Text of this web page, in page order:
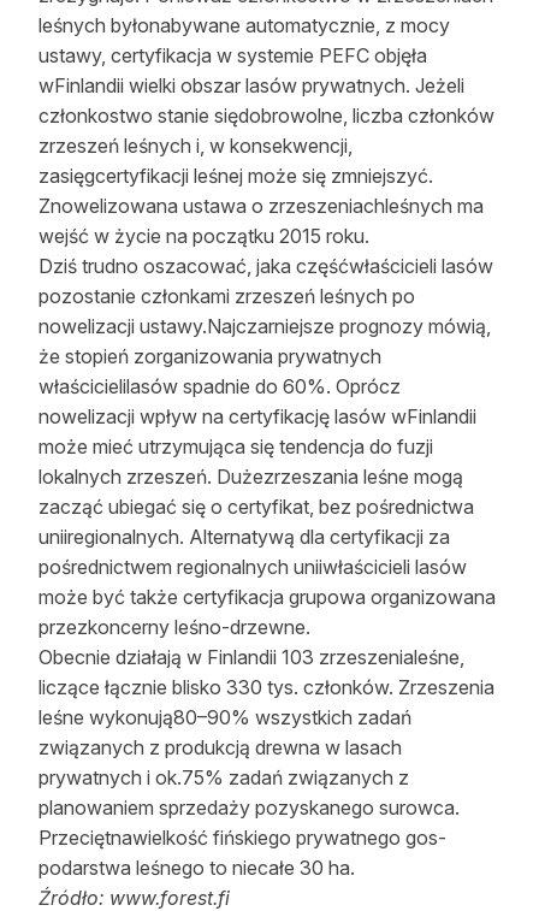
leśnych byłonabywane automatycznie, z mocy
ustawy, certyfikacja w systemie PEFC objęła
wFinlandii wielki obszar lasów prywatnych. Jeżeli
członkostwo stanie siędobrowolne, liczba członków
zrzeszeń leśnych i, w konsekwencji,
zasięgcertyfikacji leśnej może się zmniejszyć.
Znowelizowana ustawa o zrzeszeniachleśnych ma
wejść w życie na początku 2015 roku.
Dziś trudno oszacować, jaka częśćwłaścicieli lasów
pozostanie członkami zrzeszeń leśnych po
nowelizacji ustawy.Najczarniejsze prognozy mówią,
że stopień zorganizowania prywatnych
właścicielilasów spadnie do 60%. Oprócz
nowelizacji wpływ na certyfikację lasów wFinlandii
może mieć utrzymująca się tendencja do fuzji
lokalnych zrzeszeń. Dużezrzeszania leśne mogą
zacząć ubiegać się o certyfikat, bez pośrednictwa
uniiregionalnych. Alternatywą dla certyfikacji za
pośrednictwem regionalnych uniiwłaścicieli lasów
może być także certyfikacja grupowa organizowana
przezkoncerny leśno-drzewne.
Obecnie działają w Finlandii 103 zrzeszenialeśne,
liczące łącznie blisko 330 tys. członków. Zrzeszenia
leśne wykonują80–90% wszystkich zadań
związanych z produkcją drewna w lasach
prywatnych i ok.75% zadań związanych z
planowaniem sprzedaży pozyskanego surowca.
Przeciętnawielkość fińskiego prywatnego gos-
podarstwa leśnego to niecałe 30 ha.
Źródło: www.forest.fi